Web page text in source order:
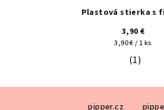
Plastová stierka s
3,90 €
Jednotková
cena:
3,90 € / 1 ks
(1)
pipper.cz